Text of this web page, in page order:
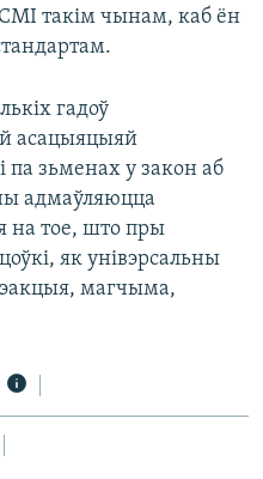
такім чынам, каб ён
гадоў
асацыяцыяй
па зьменах у закон аб
адмаўляюцца
на тое, што пры
як унівэрсальны
магчыма,